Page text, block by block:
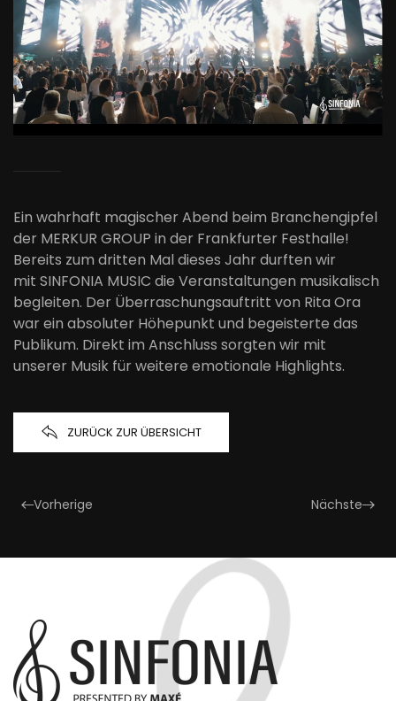
Ein wahrhaft magischer Abend beim Branchengipfel
der MERKUR GROUP in der Frankfurter Festhalle!
Bereits zum dritten Mal dieses Jahr durften wir
mit SINFONIA MUSIC die Veranstaltungen musikalisch
begleiten. Der Überraschungsauftritt von Rita Ora
war ein absoluter Höhepunkt und begeisterte das
Publikum. Direkt im Anschluss sorgten wir mit
unserer Musik für weitere emotionale Highlights.
ZURÜCK ZUR ÜBERSICHT
Vorherige Nächste